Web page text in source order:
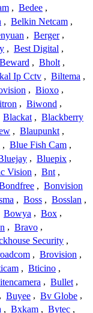
, Bedee ,
, Belkin Netcam ,
, Berger ,
, Best Digital ,
Beward , Bholt ,
Ip Cctv , Biltema ,
, Bioxo ,
, Biwond ,
Blackat , Blackberry
, Blaupunkt ,
, Blue Fish Cam ,
, Bluepix ,
Vision , Bnt ,
, Bonvision
, Boss , Bosslan ,
Bowya , Box ,
, Bravo ,
Security ,
, Brovision ,
, Bticino ,
, Bullet ,
, Buyee , Bv Globe ,
, Bxkam , Bytec ,